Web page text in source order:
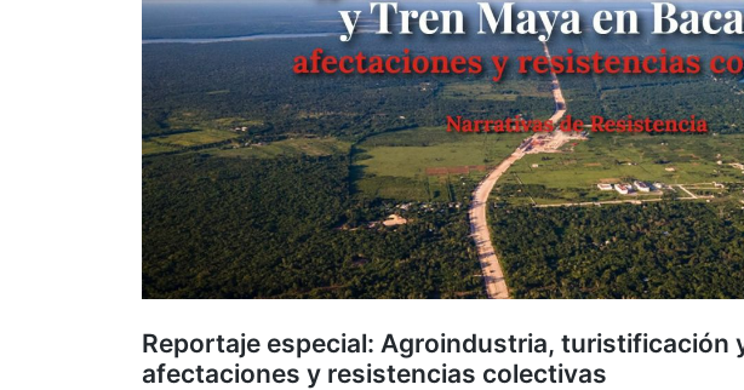
Reportaje especial: Agroindustria, turistificación
afectaciones y resistencias colectivas